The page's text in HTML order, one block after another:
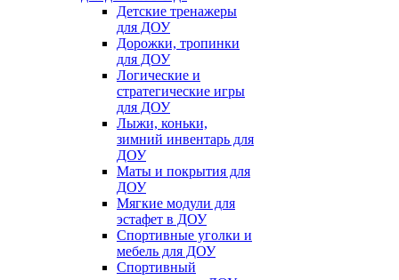
Детские тренажеры
для ДОУ
Дорожки, тропинки
для ДОУ
Логические и
стратегические игры
для ДОУ
Лыжи, коньки,
зимний инвентарь для
ДОУ
Маты и покрытия для
ДОУ
Мягкие модули для
эстафет в ДОУ
Спортивные уголки и
мебель для ДОУ
Спортивный